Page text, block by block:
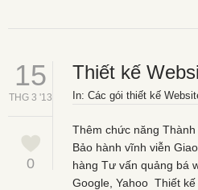
15
THG 3 '13
0
Thiết kế
In: Các gói thiết kế
Thêm chức năng
Bảo hành vĩnh viễn
hàng Tư vấn quảng bá
Google, Yahoo Thiết